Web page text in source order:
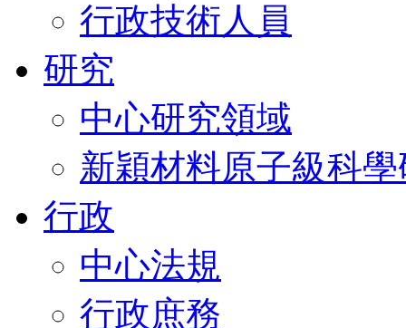
行政技術人員
研究
中心研究領域
新穎材料原子級科
行政
中心法規
行政庶務